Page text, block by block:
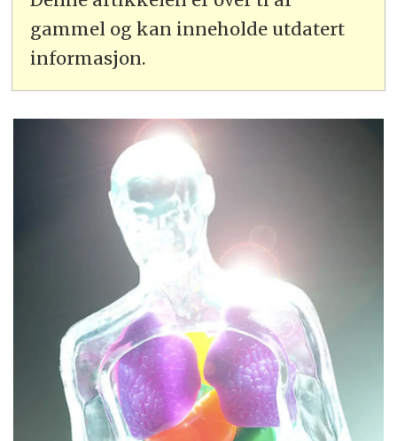
gammel og kan inneholde utdatert
informasjon.